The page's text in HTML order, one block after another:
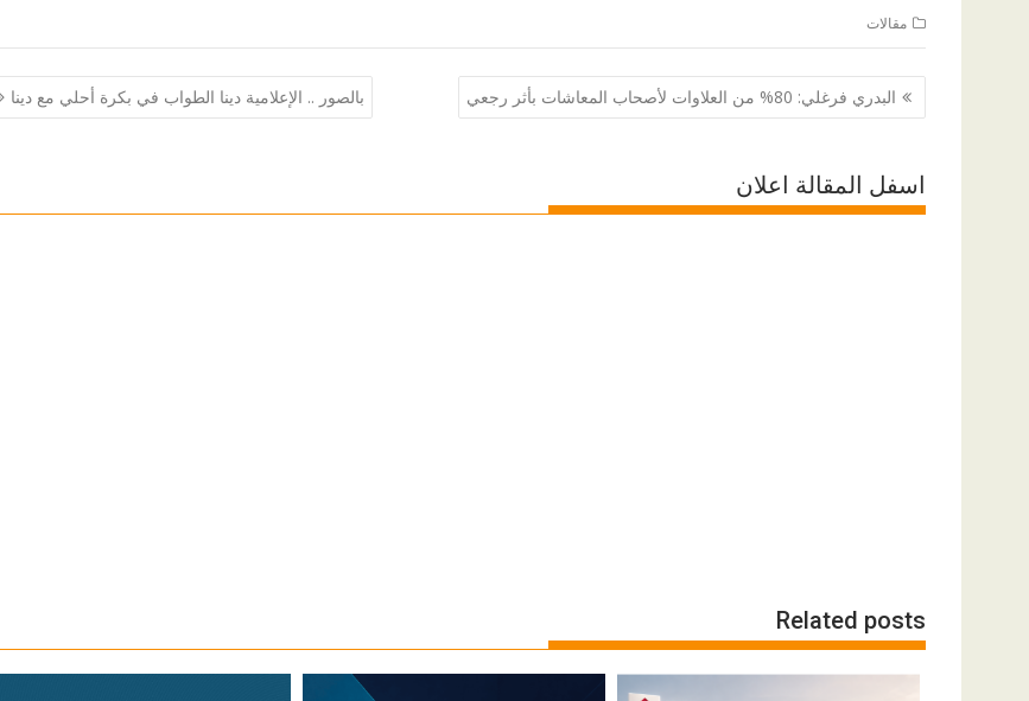
مقالات
تصفّح
المقالات
البدري فرغلي: 80% من العلاوات لأصحاب المعاشات بأثر رجعي بالصور .. الإعلامية دينا الطواب في بكرة أحلي مع دينا
اسفل المقالة اعلان
Related posts